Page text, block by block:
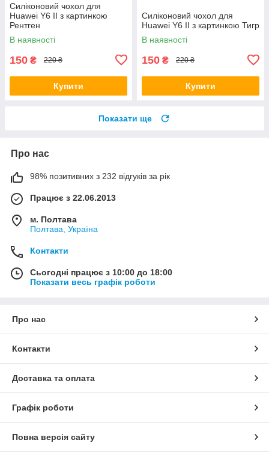
Силіконовий чохол для
Huawei Y6 II з картинкою
Рентген
В наявності
150 ₴ 220 ₴
Купити
Силіконовий чохол для
Huawei Y6 II з картинкою Тигр
В наявності
150 ₴ 220 ₴
Купити
Показати ще
Про нас
98% позитивних з 232 відгуків за рік
Працює з 22.06.2013
м. Полтава
Полтава, Україна
Контакти
Сьогодні працює з 10:00 до 18:00
Показати весь графік роботи
Про нас
Контакти
Доставка та оплата
Графік роботи
Повна версія сайту